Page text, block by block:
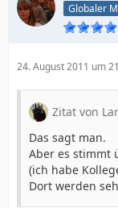
Globaler
24. August 2011 um
Zitat von
Das sagt man.
Aber es stimmt
(ich habe
Dort werden